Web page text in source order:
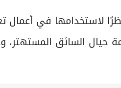
لاستخدامها في أعمال
حيال السائق المستهتر،